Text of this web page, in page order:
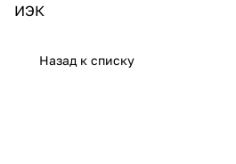
ИЭК
Назад к списку